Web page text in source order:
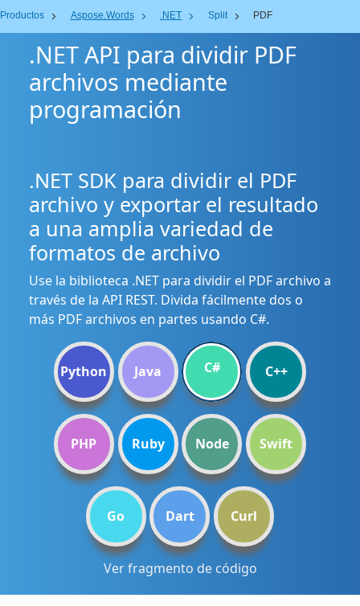
Productos Aspose.Words .NET Split PDF
.NET API para dividir PDF
archivos mediante
programación
.NET SDK para dividir el PDF
archivo y exportar el resultado
a una amplia variedad de
formatos de archivo
Use la biblioteca .NET para dividir el PDF archivo a
través de la API REST. Divida fácilmente dos o
más PDF archivos en partes usando C#.
Python Java C# C++
PHP Ruby Node Swift
Go Dart Curl
Ver fragmento de código